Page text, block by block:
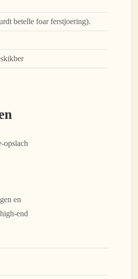
betelle foar ferstjoering).
opslach
en
end